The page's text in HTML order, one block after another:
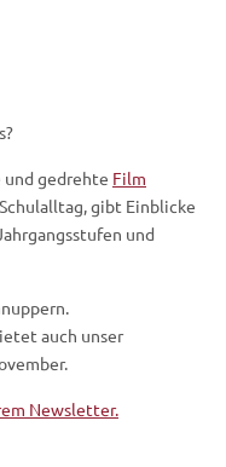
und gedrehte Film
gibt Einblicke
und
auch unser
Newsletter.